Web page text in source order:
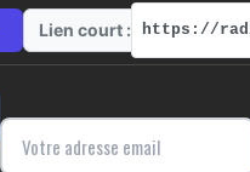
Lien court :